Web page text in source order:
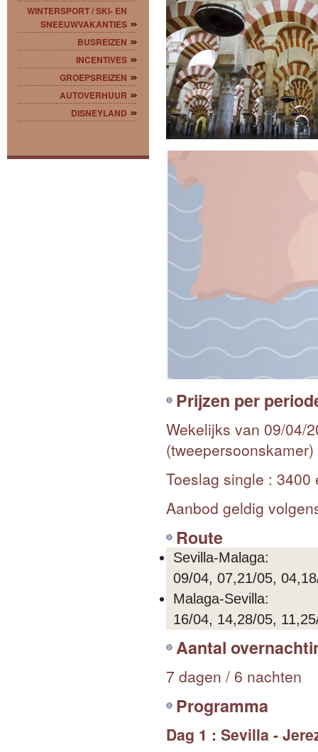
WINTERSPORT / SKI- EN
SNEEUWVAKANTIES
BUSREIZEN
INCENTIVES
GROEPSREIZEN
AUTOVERHUUR
DISNEYLAND
Prijzen per
Wekelijks van 09/04/
(tweepersoonskamer)
Toeslag single : 3400
Aanbod geldig
Route
Sevilla-Malaga:
09/04, 07,21/05,
Malaga-Sevilla:
16/04, 14,28/05,
Aantal
7 dagen / 6 nachten
Programma
Dag 1 : Sevilla -